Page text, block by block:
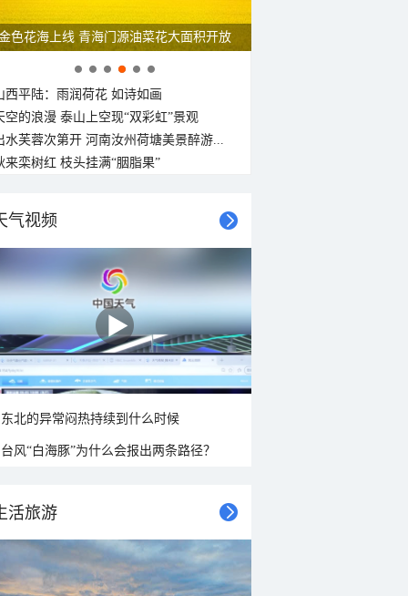
色花海上线 青海门源油菜花大面积开放
西平陆：雨润荷花 如诗如画
空的浪漫 泰山上空现“双彩虹”景观
水芙蓉次第开 河南汝州荷塘美景醉游...
来栾树红 枝头挂满“胭脂果”
气视频
东北的异常闷热持续到什么时候
台风“白海豚”为什么会报出两条路径？
活旅游